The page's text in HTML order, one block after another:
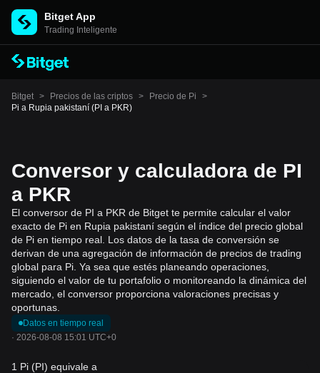
Bitget App
Trading Inteligente
Bitget > Precios de las criptos > Precio de Pi
>
Pi a Rupia pakistaní (PI a PKR)
Conversor y calculadora de PI
a PKR
El conversor de PI a PKR de Bitget te permite calcular el valor
exacto de Pi en Rupia pakistaní según el índice del precio global
de Pi en tiempo real. Los datos de la tasa de conversión se
derivan de una agregación de información de precios de trading
global para Pi. Ya sea que estés planeando operaciones,
siguiendo el valor de tu portafolio o monitoreando la dinámica del
mercado, el conversor proporciona valoraciones precisas y
oportunas.
Datos en tiempo real
· 2026-08-08 15:01 UTC+0
1 Pi (PI) equivale a